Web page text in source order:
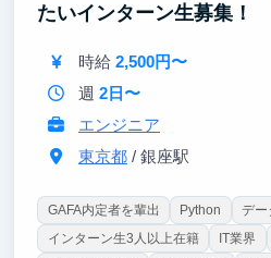
たいインターン生募集！
時給 2,500円〜
週 2日〜
エンジニア
東京都/ 銀座駅
GAFA内定者を輩出 Python
デー
インターン生3人以上在籍
IT業界